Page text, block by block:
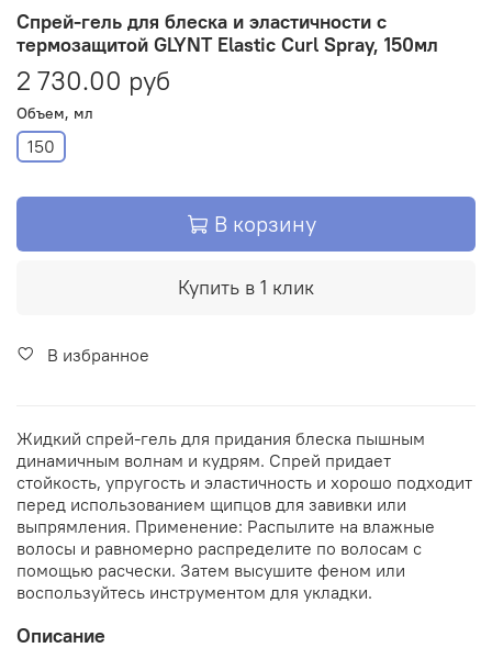
Спрей-гель для блеска и эластичности с
термозащитой GLYNT Elastic Curl Spray, 150мл
2 730.00 руб
Объем, мл
150
В корзину
Купить в 1 клик
В избранное
Жидкий спрей-гель для придания блеска пышным
динамичным волнам и кудрям. Спрей придает
стойкость, упругость и эластичность и хорошо подходит
перед использованием щипцов для завивки или
выпрямления. Применение: Распылите на влажные
волосы и равномерно распределите по волосам с
помощью расчески. Затем высушите феном или
воспользуйтесь инструментом для укладки.
Описание